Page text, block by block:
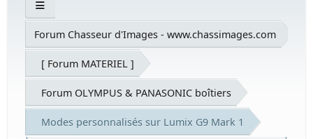
Forum Chasseur d'Images - www.chassimages.com
[ Forum MATERIEL ]
Forum OLYMPUS & PANASONIC boîtiers
Modes personnalisés sur Lumix G9 Mark 1